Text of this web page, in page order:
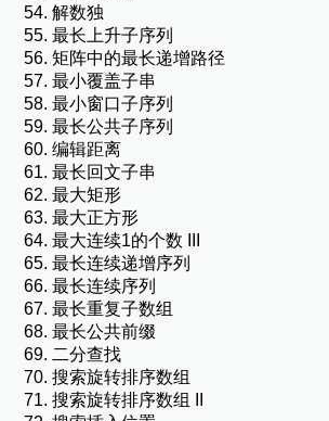
解数独
最长上升子序列
矩阵中的最长递增路径
最小覆盖子串
最小窗口子序列
最长公共子序列
编辑距离
最长回文子串
最大矩形
最大正方形
最大连续1的个数 III
最长连续递增序列
最长连续序列
最长重复子数组
最长公共前缀
二分查找
搜索旋转排序数组
搜索旋转排序数组 II